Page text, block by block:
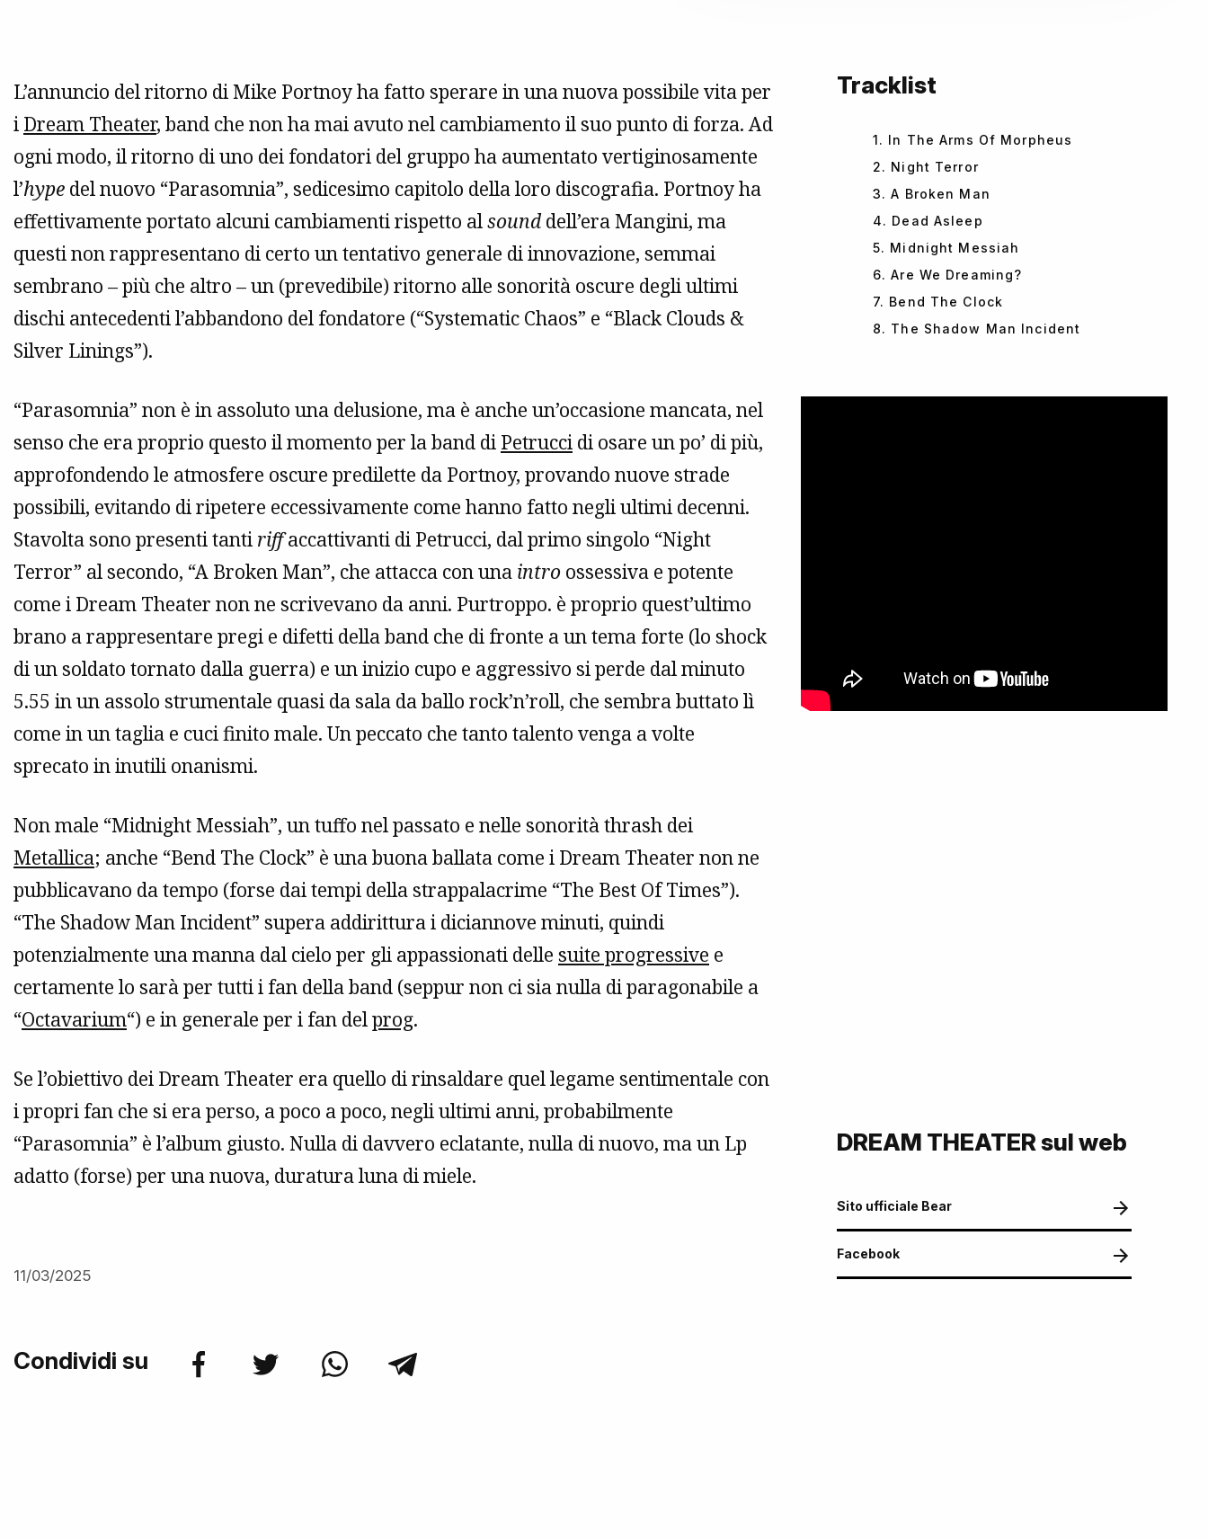
L’annuncio del ritorno di Mike Portnoy ha fatto sperare in una nuova possibile vita per
i Dream Theater, band che non ha mai avuto nel cambiamento il suo punto di forza. Ad
ogni modo, il ritorno di uno dei fondatori del gruppo ha aumentato vertiginosamente
l’hype del nuovo “Parasomnia”, sedicesimo capitolo della loro discografia. Portnoy ha
effettivamente portato alcuni cambiamenti rispetto alsounddell’era Mangini, ma
questi non rappresentano di certo un tentativo generale di innovazione, semmai
sembrano – più che altro – un (prevedibile) ritorno alle sonorità oscure degli ultimi
dischi antecedenti l’abbandono del fondatore (“Systematic Chaos” e “Black Clouds &
Silver Linings”).
“Parasomnia” non è in assoluto una delusione, ma è anche un’occasione mancata, nel
senso che era proprio questo il momento per la band di Petrucci di osare un po’ di più,
approfondendo le atmosfere oscure predilette da Portnoy, provando nuove strade
possibili, evitando di ripetere eccessivamente come hanno fatto negli ultimi decenni.
Stavolta sono presenti tanti riffaccattivanti di Petrucci, dal primo singolo “Night
Terror” al secondo, “A Broken Man”, che attacca con una intro ossessiva e potente
come i Dream Theater non ne scrivevano da anni. Purtroppo. è proprio quest’ultimo
brano a rappresentare pregi e difetti della band che di fronte a un tema forte (lo shock
di un soldato tornato dalla guerra) e un inizio cupo e aggressivo si perde dal minuto
5.55 in un assolo strumentale quasi da sala da ballo rock’n’roll, che sembra buttato lì
come in un taglia e cuci finito male. Un peccato che tanto talento venga a volte
sprecato in inutili onanismi.
Non male “Midnight Messiah”, un tuffo nel passato e nelle sonorità thrash dei
Metallica; anche “Bend The Clock” è una buona ballata come i Dream Theater non ne
pubblicavano da tempo (forse dai tempi della strappalacrime “The Best Of Times”).
“The Shadow Man Incident” supera addirittura i diciannove minuti, quindi
potenzialmente una manna dal cielo per gli appassionati delle suite progressive e
certamente lo sarà per tutti i fan della band (seppur non ci sia nulla di paragonabile a
“Octavarium“) e in generale per i fan delprog.
Se l’obiettivo dei Dream Theater era quello di rinsaldare quel legame sentimentale con
i propri fan che si era perso, a poco a poco, negli ultimi anni, probabilmente
“Parasomnia” è l’album giusto. Nulla di davvero eclatante, nulla di nuovo, ma un Lp
adatto (forse) per una nuova, duratura luna di miele.
11/03/2025
Condividi su
Tracklist
1. In The Arms Of Morpheus
2. Night Terror
3. A Broken Man
4. Dead Asleep
5. Midnight Messiah
6. Are We Dreaming?
7. Bend The Clock
8. The Shadow Man Incident
DREAM THEATER sul web
Sito ufficiale Bear
Facebook